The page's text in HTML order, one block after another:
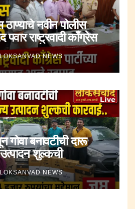
नवीन पोलीस
पवार राष्ट्रवादी काँग्रेस
आले स्वागत.
NEWS
गोवा बनावटीची दारू
शुल्कची
१० लाख २४ हजार रुपयांचा
LOKSANVAD NEWS